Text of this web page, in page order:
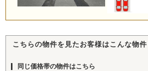
こちらの物件を見たお客様はこんな物件
同じ価格帯の物件はこちら